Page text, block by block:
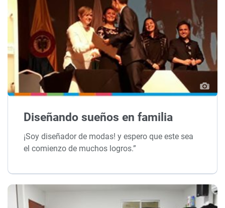
Diseñando sueños en familia
¡Soy diseñador de modas! y espero que este sea
el comienzo de muchos logros.”